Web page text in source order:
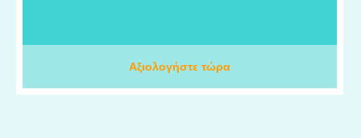
απέκτησα εξειδικευμένες γνώσεις και εργάστηκα πάνω στις πιο
προηγμένες ογκολογικές θεραπείες. Στο ΙΑΣΩ Θεσσαλίας,
πραγματοποιούμε εβδομαδιαία ογκολογικά συμβούλια για την
αξιολόγηση και τη βέλτιστη θεραπευτική προσέγγιση κάθε
Αξιολογήστε τώρα